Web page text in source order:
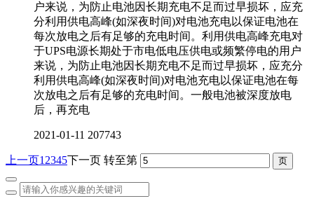
户来说，为防止电池因长期充电不足而过早损坏，应充
分利用供电高峰(如深夜时间)对电池充电以保证电池在
每次放电之后有足够的充电时间。利用供电高峰充电对
于UPS电源长期处于市电低电压供电或频繁停电的用户
来说，为防止电池因长期充电不足而过早损坏，应充分
利用供电高峰(如深夜时间)对电池充电以保证电池在每
次放电之后有足够的充电时间。一般电池被深度放电
后，再充电
2021-01-11 207743
上一页1 2345下一页 转至第